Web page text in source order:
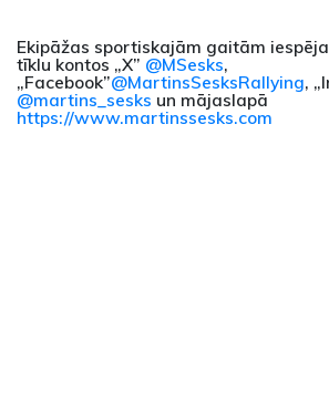
Ekipāžas sportiskajām gaitām
tīklu kontos „X” @MSesks,
„Facebook”@MartinsSesksRallying,
@martins_sesks un mājaslapā
https://www.martinssesks.com